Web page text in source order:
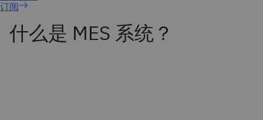
订阅
什么是 MES 系统？